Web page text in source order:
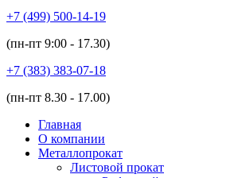
+7 (499) 500-14-19
(пн-пт 9:00 - 17.30)
+7 (383) 383-07-18
(пн-пт 8.30 - 17.00)
Главная
О компании
Металлопрокат
Листовой прокат